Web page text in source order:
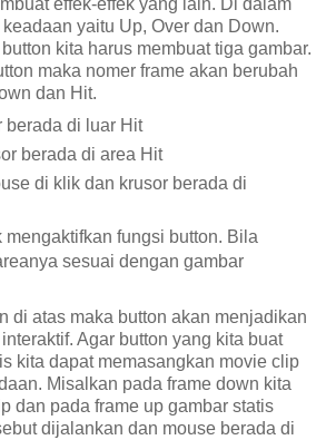
yaitu Up, Over dan Down.
kita harus membuat tiga gambar.
maka nomer frame akan berubah
dan Hit.
berada di luar Hit
berada di area Hit
di klik dan krusor berada di
mengaktifkan fungsi button. Bila
sesuai dengan gambar
di atas maka button akan menjadikan
Agar button yang kita buat
kita dapat memasangkan movie clip
Misalkan pada frame down kita
dan pada frame up gambar statis
dijalankan dan mouse berada di